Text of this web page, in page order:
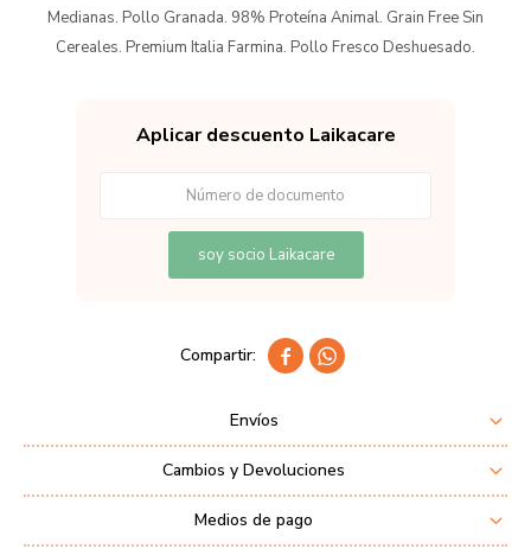
Medianas. Pollo Granada. 98% Proteína Animal. Grain Free Sin
Cereales. Premium Italia Farmina. Pollo Fresco Deshuesado.
Aplicar descuento Laikacare
soy socio Laikacare
 
Envíos
Cambios y Devoluciones
Medios de pago